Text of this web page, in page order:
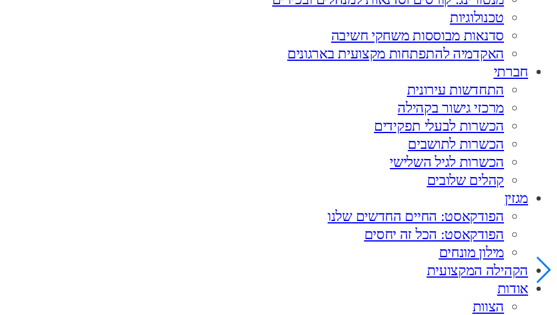
טכנולוגיות
סדנאות מבוססות משחקי חשיבה
האקדמיה להתפתחות מקצועית בארגונים
חברתי
התחדשות עירונית
מרכזי גישור בקהילה
הכשרות לבעלי תפקידים
הכשרות לתושבים
הכשרות לגיל השלישי
קהלים שלובים
מגזין
הפודקאסט: החיים החדשים שלנו
הפודקאסט: הכל זה יחסים
מילון מונחים
הקהילה המקצועית
אודות
הצוות